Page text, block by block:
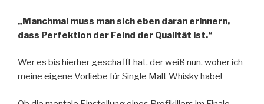
„Manchmal muss man sich eben daran erinnern,
dass Perfektion der Feind der Qualität ist.“
Wer es bis hierher geschafft hat, der weiß nun, woher ich
meine eigene Vorliebe für Single Malt Whisky habe!